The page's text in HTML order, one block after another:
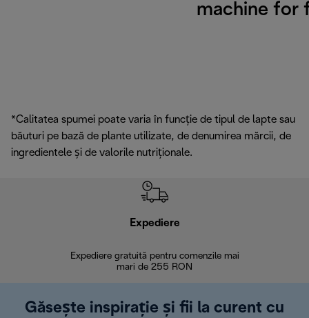
machine for
*Calitatea spumei poate varia în funcție de tipul de lapte sau
băuturi pe bază de plante utilizate, de denumirea mărcii, de
ingredientele și de valorile nutriționale.
Expediere
Expediere gratuită pentru comenzile mai
mari de 255 RON
Găsește inspirație și fii la curent cu